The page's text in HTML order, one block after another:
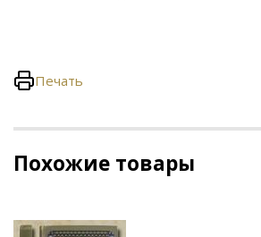
Печать
Похожие товары